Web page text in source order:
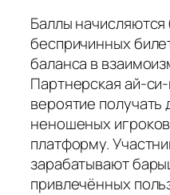
Баллы начисляются
беспричинных
баланса в
Партнерская ай-
вероятие получать
неношеных
платформу.
зарабатывают
привлечённых